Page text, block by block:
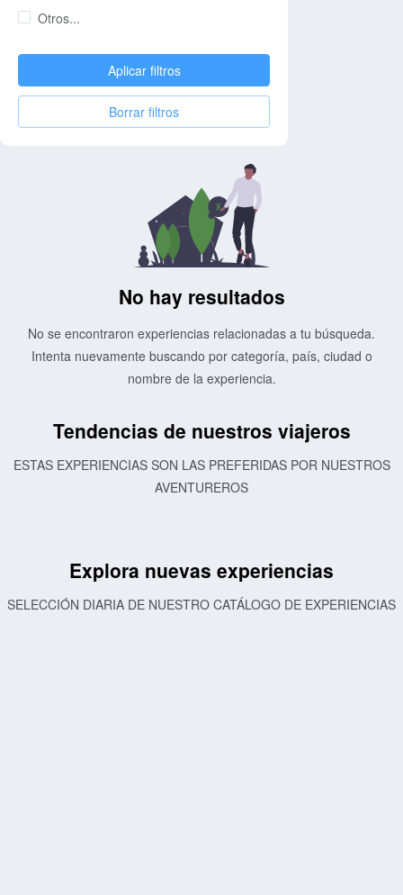
Otros...
Aplicar filtros
Borrar filtros
No hay resultados
No se encontraron experiencias relacionadas a tu búsqueda.
Intenta nuevamente buscando por categoría, país, ciudad o
nombre de la experiencia.
Tendencias de nuestros viajeros
ESTAS EXPERIENCIAS SON LAS PREFERIDAS POR NUESTROS
AVENTUREROS
Explora nuevas experiencias
SELECCIÓN DIARIA DE NUESTRO CATÁLOGO DE EXPERIENCIAS